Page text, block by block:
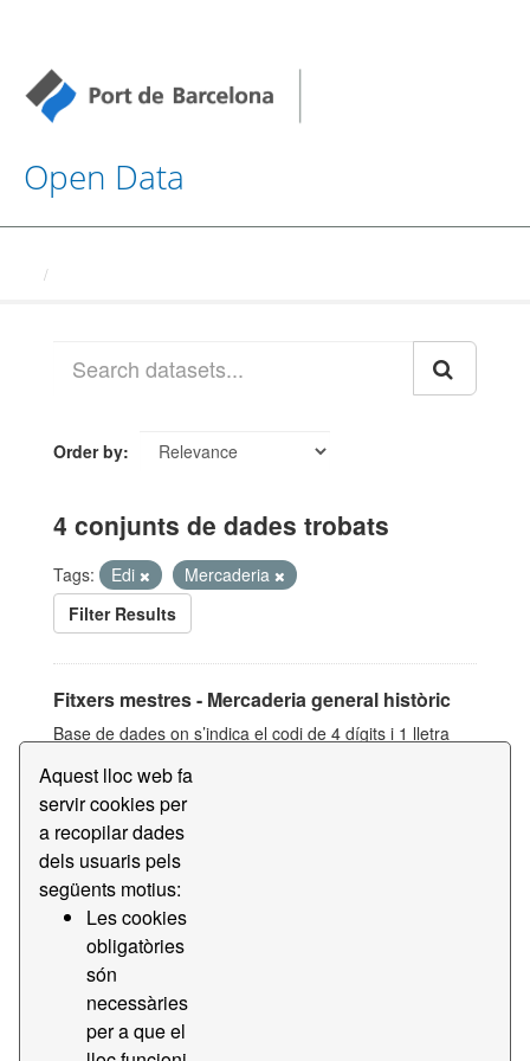
Aquest lloc web fa
servir cookies per
a recopilar dades
dels usuaris pels
següents motius:
Les cookies
obligatòries
són
necessàries
per a que el
Open Data
Order by
4 conjunts de dades trobats
Tags: Edi
Mercaderia
Filter Results
Fitxers mestres - Mercaderia general històric
Base de dades on s’indica el codi de 4 dígits i 1 lletra
descripció d’altres informacions genèriques de tota la...
CSV
Fitxers mestres - Mercaderia general
Base de dades on s’indica el codi de 4 dígits i 1 lletra
(més significatius de la Nomenclatura Harmonitzada), la
descripció d’altres informacions genèriques de tota la...